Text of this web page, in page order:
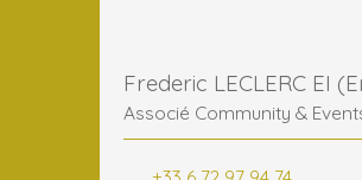
Associé Community &